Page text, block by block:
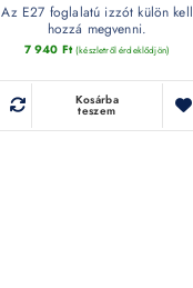
Az E27 foglalatú izzót külön kell
hozzá megvenni.
7 940 Ft (készletről érdeklődjön)
Kosárba
teszem